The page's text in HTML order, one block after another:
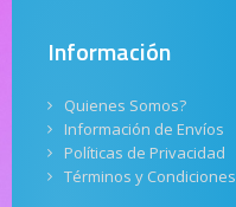
Información
Quienes Somos?
Información de Envíos
Políticas de Privacidad
Términos y Condiciones